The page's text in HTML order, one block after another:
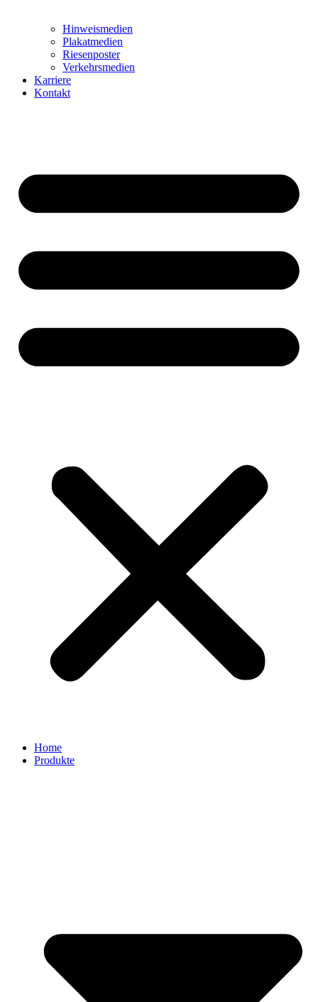
Hinweismedien
Plakatmedien
Riesenposter
Verkehrsmedien
Karriere
Kontakt
Home
Produkte